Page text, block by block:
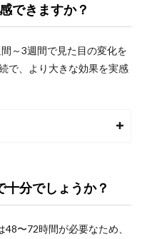
できますか？
～3週間で見た目の変化を
で、より大きな効果を実感
十分でしょうか？
〜72時間が必要なため、